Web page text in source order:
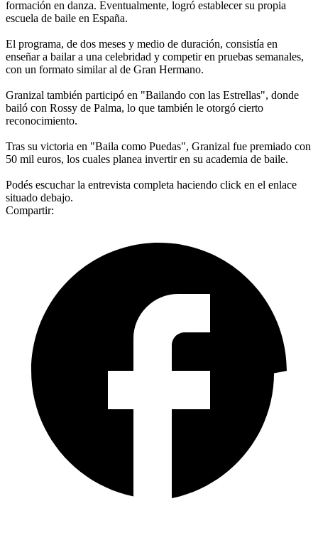
formación en danza. Eventualmente, logró establecer su propia
escuela de baile en España.
El programa, de dos meses y medio de duración, consistía en
enseñar a bailar a una celebridad y competir en pruebas semanales,
con un formato similar al de Gran Hermano.
Granizal también participó en "Bailando con las Estrellas", donde
bailó con Rossy de Palma, lo que también le otorgó cierto
reconocimiento.
Tras su victoria en "Baila como Puedas", Granizal fue premiado con
50 mil euros, los cuales planea invertir en su academia de baile.
Podés escuchar la entrevista completa haciendo click en el enlace
situado debajo.
Compartir: